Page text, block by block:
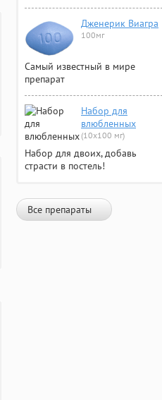
Дженерик Виагра
100мг
Самый известный в мире
препарат
Набор для
влюбленных
(10х100 мг)
Набор для двоих, добавь
страсти в постель!
Все препараты